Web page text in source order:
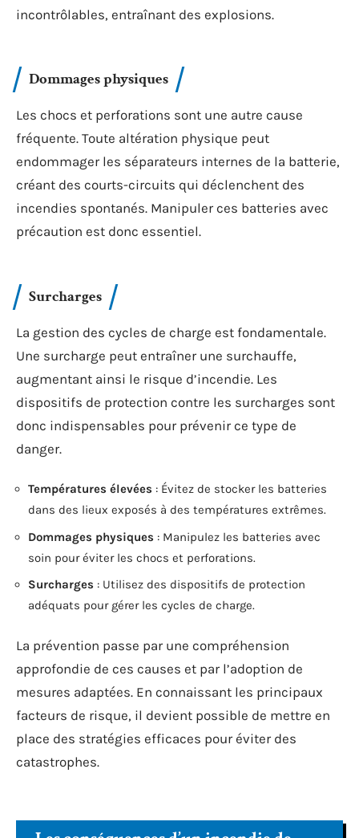
incontrôlables, entraînant des explosions.
Dommages physiques
Les chocs et perforations sont une autre cause
fréquente. Toute altération physique peut
endommager les séparateurs internes de la batterie,
créant des courts-circuits qui déclenchent des
incendies spontanés. Manipuler ces batteries avec
précaution est donc essentiel.
Surcharges
La gestion des cycles de charge est fondamentale.
Une surcharge peut entraîner une surchauffe,
augmentant ainsi le risque d’incendie. Les
dispositifs de protection contre les surcharges sont
donc indispensables pour prévenir ce type de
danger.
Températures élevées : Évitez de stocker les batteries
dans des lieux exposés à des températures extrêmes.
Dommages physiques : Manipulez les batteries avec
soin pour éviter les chocs et perforations.
Surcharges : Utilisez des dispositifs de protection
adéquats pour gérer les cycles de charge.
La prévention passe par une compréhension
approfondie de ces causes et par l’adoption de
mesures adaptées. En connaissant les principaux
facteurs de risque, il devient possible de mettre en
place des stratégies efficaces pour éviter des
catastrophes.